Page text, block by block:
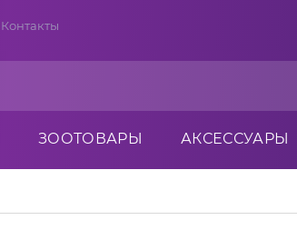
Контакты
ЗООТОВАРЫ АКСЕССУАРЫ